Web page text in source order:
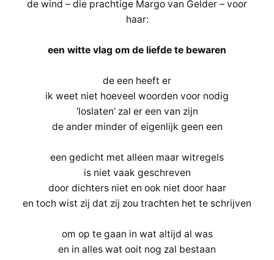
de wind – die prachtige Margo van Gelder – voor
haar:
een witte vlag om de liefde te bewaren
de een heeft er
ik weet niet hoeveel woorden voor nodig
‘loslaten’ zal er een van zijn
de ander minder of eigenlijk geen een
een gedicht met alleen maar witregels
is niet vaak geschreven
door dichters niet en ook niet door haar
en toch wist zij dat zij zou trachten het te schrijven
om op te gaan in wat altijd al was
en in alles wat ooit nog zal bestaan